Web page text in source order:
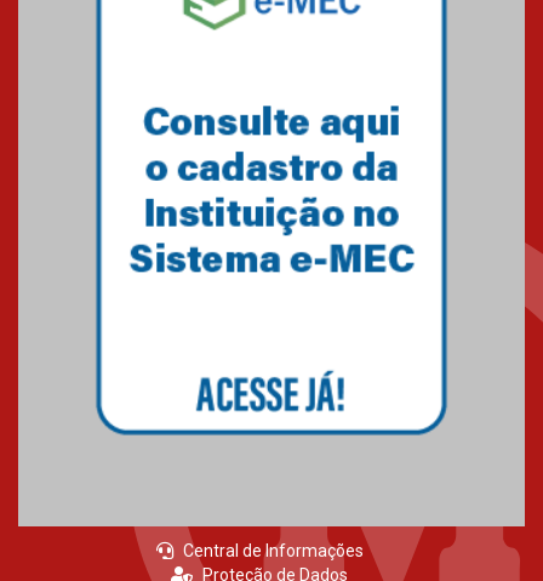
Mackenzie recepciona os
calouros do segundo semestre
Como o Colégio Mackenzie
Brasília prepara seus
estudantes para o PAS antes
mesmo do Ensino Médio
04.08.2026
Central de Informações
Proteção de Dados